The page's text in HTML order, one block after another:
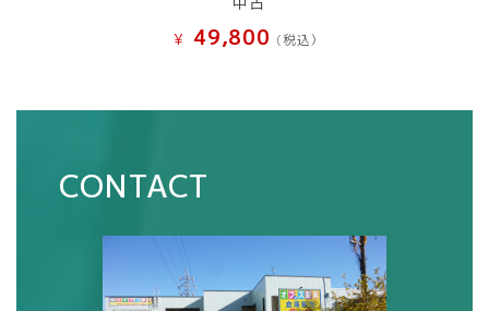
¥ 49,800 (税込）
CONTACT